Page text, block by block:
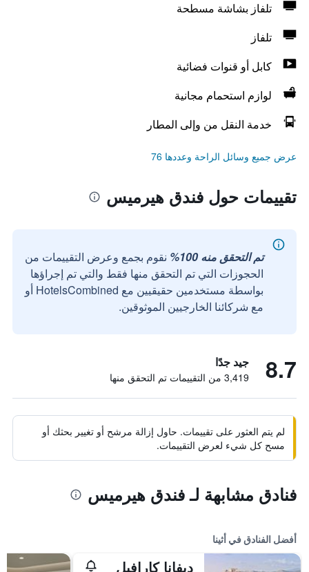
تلفاز بشاشة مسطحة
تلفاز
كابل أو قنوات فضائية
لوازم استحمام مجانية
خدمة النقل من وإلى المطار
عرض جميع وسائل الراحة وعددها 76
تقييمات حول فندق هيرميس
تم التحقق منه 100%
نقوم بجمع وعرض التقييمات من
الحجوزات التي تم التحقق منها فقط والتي تم إجراؤها
بواسطة مستخدمين حقيقيين مع HotelsCombined أو
مع شركائنا الخارجيين الموثوقين.
8.7 جيد جدًا
3,419 من التقييمات تم التحقق منها
لم يتم العثور على تقييمات. حاول إزالة مرشح أو تغيير بحثك أو
مسح كل شيء لعرض التقييمات.
فنادق مشابهة لـ فندق هيرميس
أفضل الفنادق في أثينا
ديفانا كارافيل